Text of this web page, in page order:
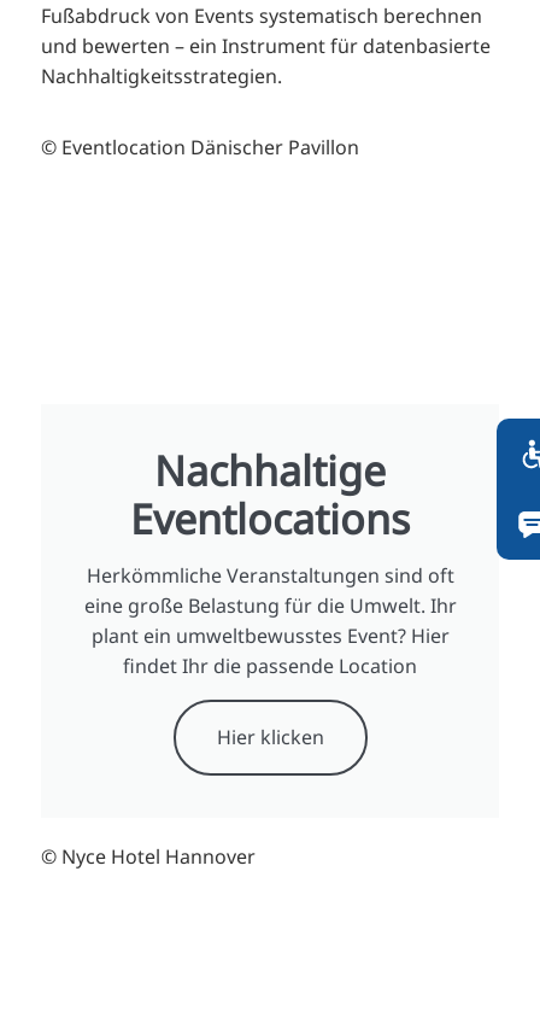
Fußabdruck von Events systematisch berechnen
und bewerten – ein Instrument für datenbasierte
Nachhaltigkeitsstrategien.
© Eventlocation Dänischer Pavillon
Nachhaltige
Eventlocations
Herkömmliche Veranstaltungen sind oft
eine große Belastung für die Umwelt. Ihr
plant ein umweltbewusstes Event? Hier
findet Ihr die passende Location
Hier klicken
© Nyce Hotel Hannover